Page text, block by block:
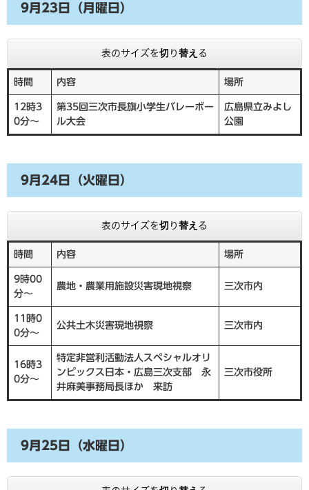
9月23日（月曜日）
表のサイズを切り替える
時間 内容 場所
12時3
0分～
第35回三次市長旗小学生バレーボー
ル大会
広島県立みよし
公園
9月24日（火曜日）
表のサイズを切り替える
時間 内容 場所
9時00
分～
農地・農業用施設災害現地視察 三次市内
11時0
0分～
公共土木災害現地視察 三次市内
16時3
0分～
特定非営利活動法人スペシャルオリ
ンピックス日本・広島三次支部 永
井麻美事務局長ほか 来訪
三次市役所
9月25日（水曜日）